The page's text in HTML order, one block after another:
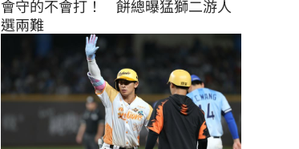
會守的不會打！　餅總曝猛獅二游人
選兩難